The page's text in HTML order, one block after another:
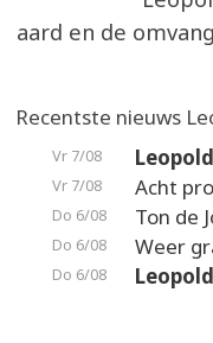
aard en de
Recentste nieuws
Vr 7/08
Vr 7/08 Acht
Do 6/08 Ton de
Do 6/08 Weer
Do 6/08